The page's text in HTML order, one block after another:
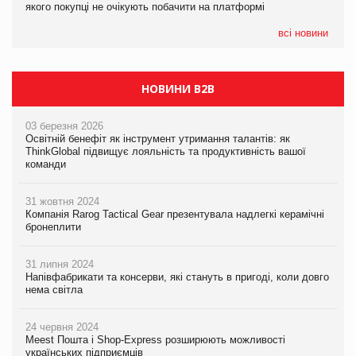
якого покупці не очікують побачити на платформі
всі новини
Мережа супермаркетів VARUS купує мережу магазинів
НОВИНИ B2B
03 березня 2026
Освітній бенефіт як інструмент утримання талантів: як
ThinkGlobal підвищує лояльність та продуктивність вашої
команди
31 жовтня 2024
Компанія Rarog Tactical Gear презентувала надлегкі керамічні
бронеплити
31 липня 2024
Напівфабрикати та консерви, які стануть в пригоді, коли довго
нема світла
24 червня 2024
Meest Пошта і Shop-Express розширюють можливості
українських підприємців